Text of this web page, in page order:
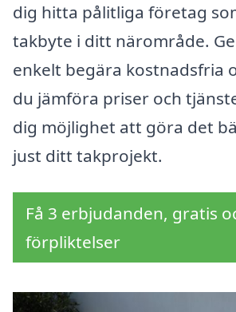
dig hitta pålitliga företag
takbyte i ditt närområde.
enkelt begära kostnadsfria
du jämföra priser och
dig möjlighet att göra det
just ditt takprojekt.
Få 3 erbjudanden, gratis
förpliktelser